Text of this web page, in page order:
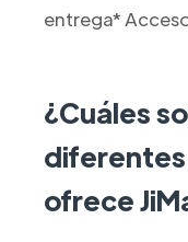
entrega*
¿Cuáles
ofrece